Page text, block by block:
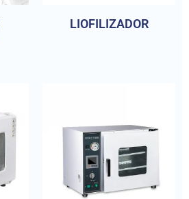
LIOFILIZADOR